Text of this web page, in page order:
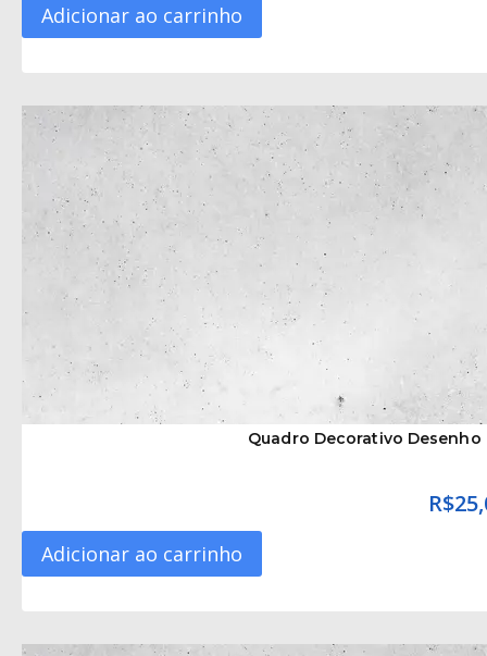
Adicionar ao carrinho
Quadro Decorativo
R$
Adicionar ao carrinho